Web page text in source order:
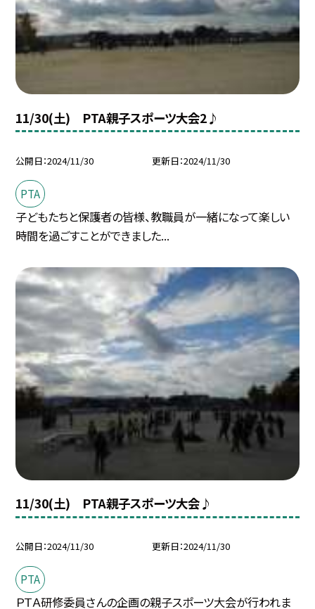
11/30(土) PTA親子スポーツ大会2♪
公開日 2024/11/30 更新日 2024/11/30
PTA
子どもたちと保護者の皆様、教職員が一緒になって楽しい
時間を過ごすことができました...
11/30(土) PTA親子スポーツ大会♪
公開日 2024/11/30 更新日 2024/11/30
PTA
ＰＴＡ研修委員さんの企画の親子スポーツ大会が行われま